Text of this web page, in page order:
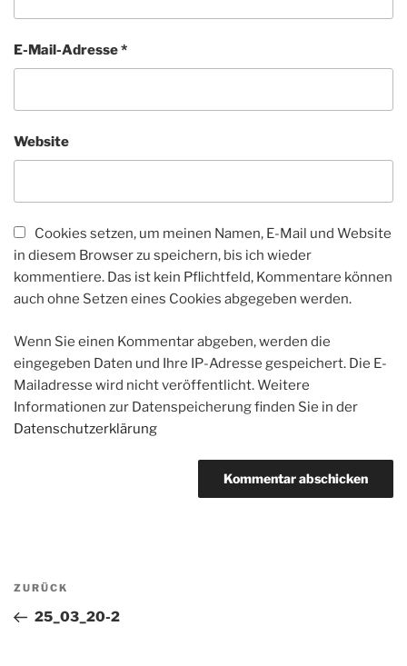
E-Mail-Adresse*
Website
Cookies setzen, um meinen Namen, E-Mail und Website
in diesem Browser zu speichern, bis ich wieder
kommentiere. Das ist kein Pflichtfeld, Kommentare können
auch ohne Setzen eines Cookies abgegeben werden.
Wenn Sie einen Kommentar abgeben, werden die
eingegeben Daten und Ihre IP-Adresse gespeichert. Die E-
Mailadresse wird nicht veröffentlicht. Weitere
Informationen zur Datenspeicherung finden Sie in der
Datenschutzerklärung
Beitragsnavigation
Vorheriger
Beitrag
ZURÜCK
25_03_20-2